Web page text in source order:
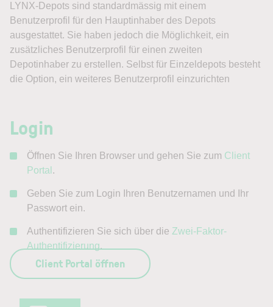
LYNX-Depots sind standardmässig mit einem
Benutzerprofil für den Hauptinhaber des Depots
ausgestattet. Sie haben jedoch die Möglichkeit, ein
zusätzliches Benutzerprofil für einen zweiten
Depotinhaber zu erstellen. Selbst für Einzeldepots besteht
die Option, ein weiteres Benutzerprofil einzurichten
Login
Öffnen Sie Ihren Browser und gehen Sie zum Client
Portal .
Geben Sie zum Login Ihren Benutzernamen und Ihr
Passwort ein.
Authentifizieren Sie sich über die Zwei-Faktor-
Authentifizierung.
Client Portal öffnen